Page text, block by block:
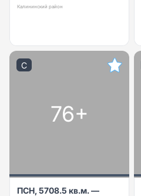
Калининский район
C
76+
ПСН, 5708.5 кв.м. —